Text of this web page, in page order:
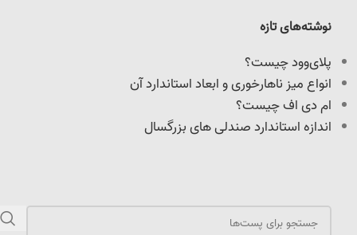
نوشته‌های تازه
پلای‌وود چیست؟
انواع میز ناهارخوری و ابعاد استاندارد آن
ام دی اف چیست؟
اندازه استاندارد صندلی های بزرگسال